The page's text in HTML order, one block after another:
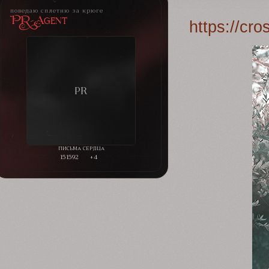
поведаю сплетню за крюге
PR-Agent
151592 +4
https://